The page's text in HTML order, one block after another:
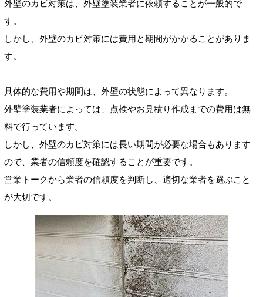
外壁のカビ対策は、外壁塗装業者に依頼することが一般的で
す。
しかし、外壁のカビ対策には費用と期間がかかることがありま
す。
具体的な費用や期間は、外壁の状態によって異なります。
外壁塗装業者によっては、点検やお見積り作成までの費用は無
料で行っています。
しかし、外壁のカビ対策には長い期間が必要な場合もあります
ので、業者の信頼度を確認することが重要です。
営業トークから業者の信頼度を判断し、適切な業者を選ぶこと
が大切です。